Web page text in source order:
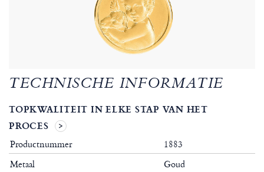
TECHNISCHE INFORMATIE
TOPKWALITEIT IN ELKE STAP VAN HET
PROCES
Productnummer
1883
Metaal
Goud